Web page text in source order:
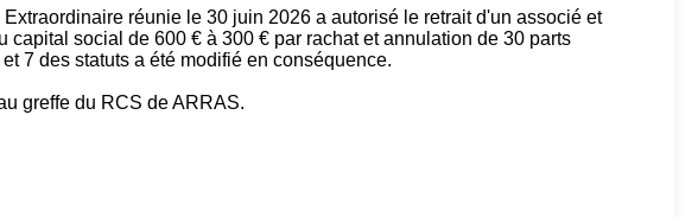
réunie le 30 juin 2026 a autorisé le retrait d'un associé et
capital social de 600 € à 300 € par rachat et annulation de 30 parts
7 des statuts a été modifié en conséquence.
greffe du RCS de ARRAS.